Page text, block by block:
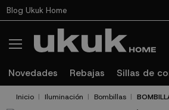
Blog Ukuk Home
Novedades Rebajas Sillas de
Inicio Iluminación Bombillas